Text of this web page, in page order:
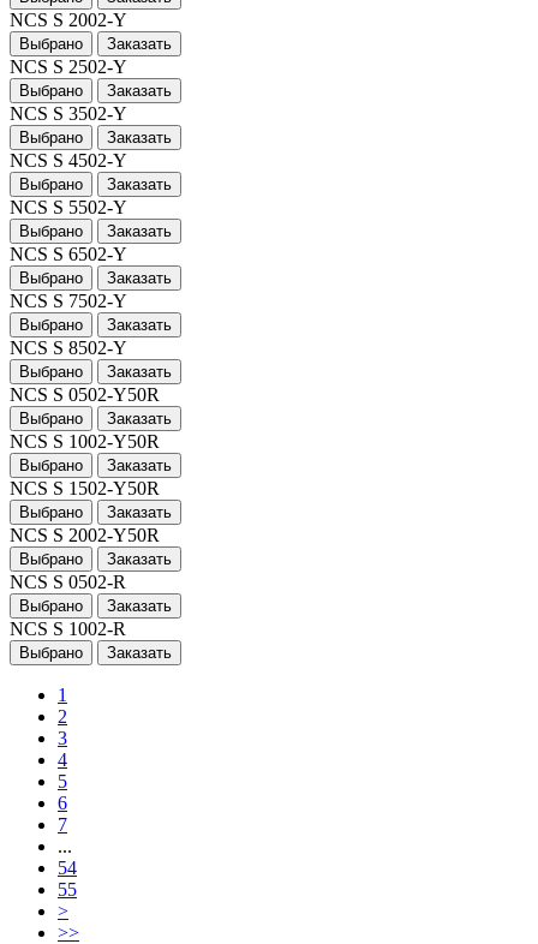
NCS S 2002-Y
Выбрано Заказать
NCS S 2502-Y
Выбрано Заказать
NCS S 3502-Y
Выбрано Заказать
NCS S 4502-Y
Выбрано Заказать
NCS S 5502-Y
Выбрано Заказать
NCS S 6502-Y
Выбрано Заказать
NCS S 7502-Y
Выбрано Заказать
NCS S 8502-Y
Выбрано Заказать
NCS S 0502-Y50R
Выбрано Заказать
NCS S 1002-Y50R
Выбрано Заказать
NCS S 1502-Y50R
Выбрано Заказать
NCS S 2002-Y50R
Выбрано Заказать
NCS S 0502-R
Выбрано Заказать
NCS S 1002-R
Выбрано Заказать
1
2
3
4
5
6
7
...
54
55
>
>>